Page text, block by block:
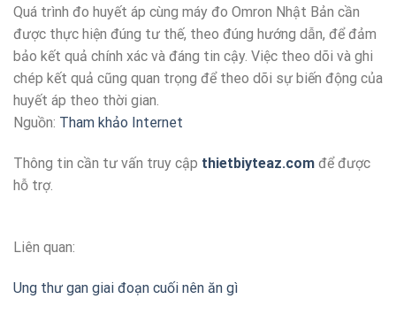
Quá trình đo huyết áp cùng máy đo Omron Nhật Bản cần
được thực hiện đúng tư thế, theo đúng hướng dẫn, để đảm
bảo kết quả chính xác và đáng tin cậy. Việc theo dõi và ghi
chép kết quả cũng quan trọng để theo dõi sự biến động của
huyết áp theo thời gian.
Nguồn: Tham khảo Internet
Thông tin cần tư vấn truy cập thietbiyteaz.com để được
hỗ trợ.
Liên quan:
Ung thư gan giai đoạn cuối nên ăn gì